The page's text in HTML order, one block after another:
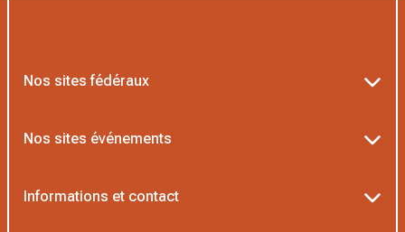
Nos sites fédéraux
Nos sites événements
Informations et contact